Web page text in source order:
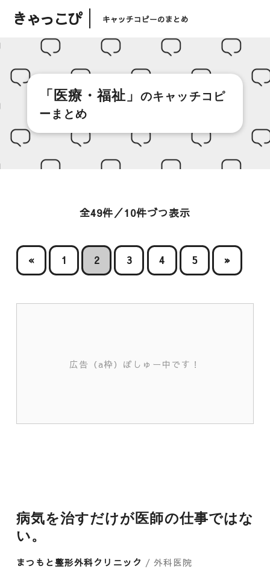
きゃっこぴ キャッチコピーのまとめ
「医療・福祉」のキャッチコピ
ーまとめ
全49件／10件づつ表示
« 1 2 3 4 5 »
広告（a枠）ぼしゅー中です！
病気を治すだけが医師の仕事ではな
い。
まつもと整形外科クリニック / 外科医院